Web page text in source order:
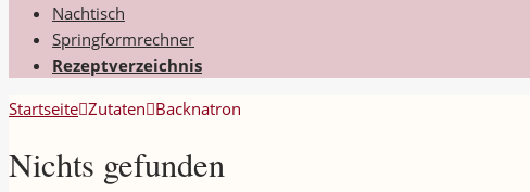
Nachtisch
Springformrechner
Rezeptverzeichnis
Startseite Zutaten Backnatron
Nichts gefunden